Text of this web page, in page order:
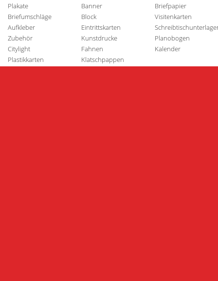
Plakate Banner
Briefpapier
Briefumschläge
Block
Visitenkarten
Aufkleber
Eintrittskarten
Zubehör
Kunstdrucke
Planobogen
Citylight
Fahnen
Kalender
Plastikkarten
Klatschpappen